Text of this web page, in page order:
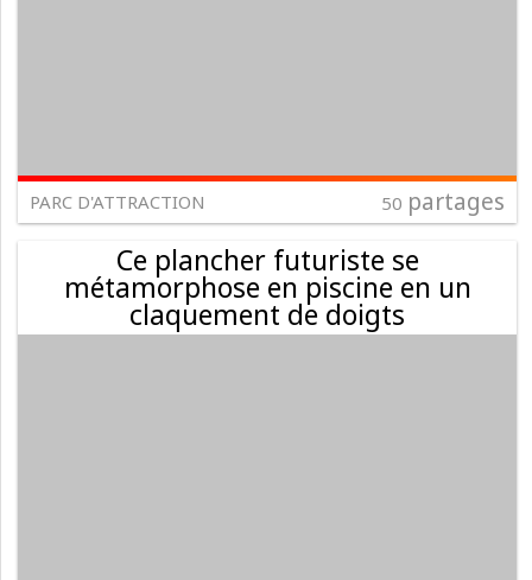
PARC D'ATTRACTION 50 partages
Ce plancher futuriste se
métamorphose en piscine en un
claquement de doigts